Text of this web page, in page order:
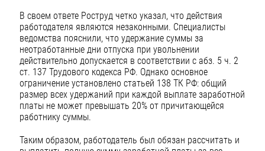
В своем ответе Роструд четко указал, что действия
работодателя являются незаконными. Специалисты
ведомства пояснили, что удержание суммы за
неотработанные дни отпуска при увольнении
действительно допускается в соответствии с абз. 5 ч. 2
ст. 137 Трудового кодекса РФ. Однако основное
ограничение установлено статьей 138 ТК РФ: общий
размер всех удержаний при каждой выплате заработной
платы не может превышать 20% от причитающейся
работнику суммы.
Таким образом, работодатель был обязан рассчитать и